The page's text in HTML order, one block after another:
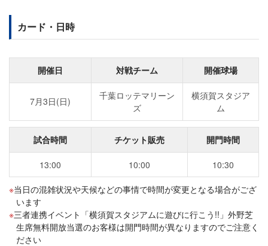
カード・日時
開催日 対戦チーム 開催球場
7月3日(日)
千葉ロッテマリーン
ズ
横須賀スタジア
ム
試合時間 チケット販売 開門時間
13:00 10:00 10:30
当日の混雑状況や天候などの事情で時間が変更となる場合がござ
います
三者連携イベント「横須賀スタジアムに遊びに行こう!!」外野芝
生席無料開放当選のお客様は開門時間が異なりますのでご注意く
ださい